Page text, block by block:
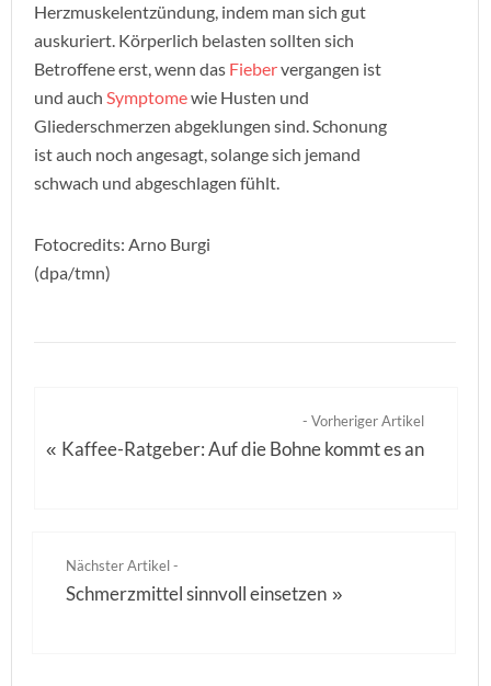
Herzmuskelentzündung, indem man sich gut
auskuriert. Körperlich belasten sollten sich
Betroffene erst, wenn das Fiebervergangen ist
und auch Symptomewie Husten und
Gliederschmerzen abgeklungen sind. Schonung
ist auch noch angesagt, solange sich jemand
schwach und abgeschlagen fühlt.
Fotocredits: Arno Burgi
(dpa/tmn)
- Vorheriger Artikel
« Kaffee-Ratgeber: Auf die Bohne kommt es an
Nächster Artikel -
Schmerzmittel sinnvoll einsetzen »